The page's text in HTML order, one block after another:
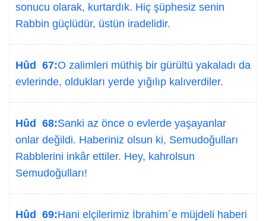
sonucu olarak, kurtardık. Hiç şüphesiz senin
Rabbin güçlüdür, üstün iradelidir.
Hûd 67:O zalimleri müthiş bir gürültü yakaladı da
evlerinde, oldukları yerde yığılıp kalıverdiler.
Hûd 68:Sanki az önce o evlerde yaşayanlar
onlar değildi. Haberiniz olsun ki, Semudoğulları
Rabblerini inkâr ettiler. Hey, kahrolsun
Semudoğulları!
Hûd 69:Hani elçilerimiz İbrahim´e müjdeli haberi